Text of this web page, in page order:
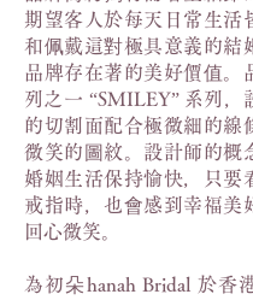
期望客人於每天日常生活
和佩戴這對極具意義的結
品牌存在著的美好價值。
列之一 “SMILEY” 系列，
的切割面配合極微細的線
微笑的圖紋。設計師的概
婚姻生活保持愉快，只要
戒指時，也會感到幸福美
回心微笑。
為初朵hanah Bridal 於香